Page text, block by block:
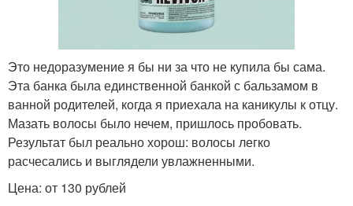
Это недоразумение я бы ни за что не купила бы сама.
Эта банка была единственной банкой с бальзамом в
ванной родителей, когда я приехала на каникулы к отцу.
Мазать волосы было нечем, пришлось пробовать.
Результат был реально хорош: волосы легко
расчесались и выглядели увлажненными.
Цена: от 130 рублей